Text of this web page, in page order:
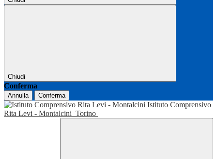
Chiudi
Conferma
Annulla Conferma
Istituto Comprensivo
Rita Levi - Montalcini Torino